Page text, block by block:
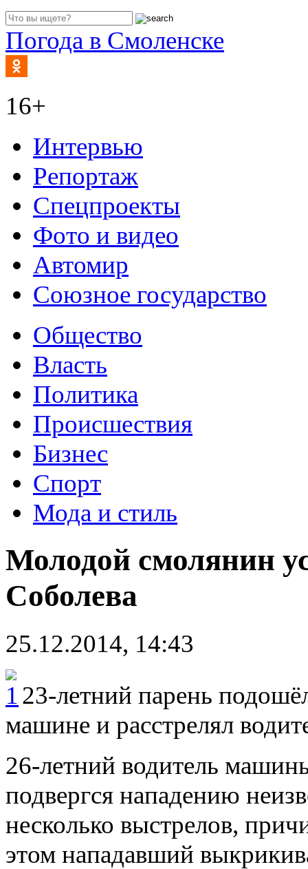
Погода в Смоленске
16+
Интервью
Репортаж
Спецпроекты
Фото и видео
Автомир
Союзное государство
Общество
Власть
Политика
Происшествия
Бизнес
Спорт
Мода и стиль
Молодой смолянин
Соболева
25.12.2014, 14:43
23-летний парень
машине и расстрелял
26-летний водитель
подвергся нападению
несколько выстрелов,
этом нападавший